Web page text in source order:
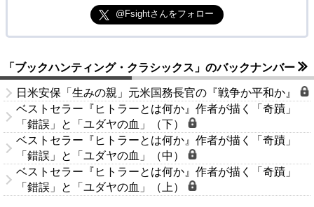
@Fsightさんをフォロー
「ブックハンティング・クラシックス」のバックナンバー
日米安保「生みの親」元米国務長官の『戦争か平和か』
ベストセラー『ヒトラーとは何か』作者が描く「奇蹟」
「錯誤」と「ユダヤの血」（下）
ベストセラー『ヒトラーとは何か』作者が描く「奇蹟」
「錯誤」と「ユダヤの血」（中）
ベストセラー『ヒトラーとは何か』作者が描く「奇蹟」
「錯誤」と「ユダヤの血」（上）